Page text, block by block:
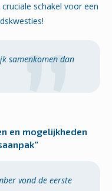
schakel voor een
samenkomen dan
en mogelijkheden
vond de eerste